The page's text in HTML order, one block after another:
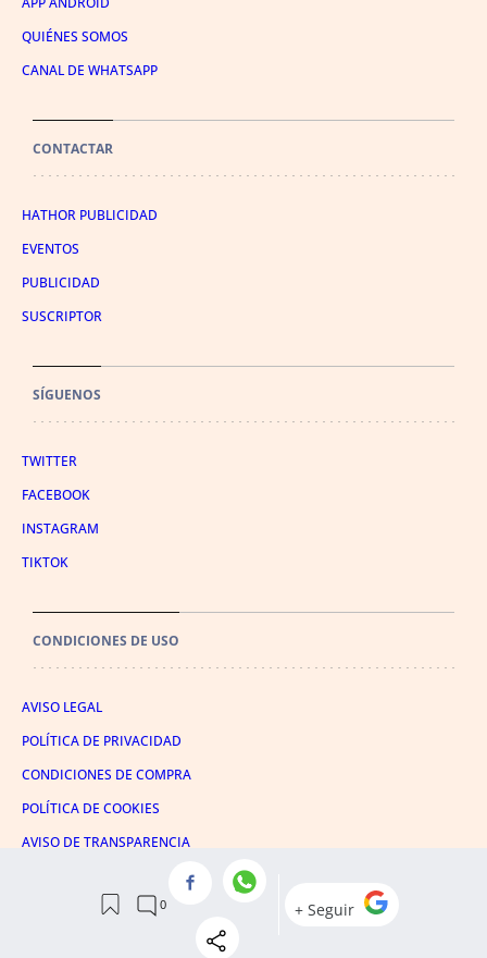
QUIÉNES SOMOS
CANAL DE WHATSAPP
CONTACTAR
HATHOR PUBLICIDAD
EVENTOS
PUBLICIDAD
SUSCRIPTOR
SÍGUENOS
TWITTER
FACEBOOK
INSTAGRAM
TIKTOK
CONDICIONES DE USO
AVISO LEGAL
POLÍTICA DE PRIVACIDAD
CONDICIONES DE COMPRA
POLÍTICA DE COOKIES
AVISO DE TRANSPARENCIA
© 2026 El León de El Español Publicaciones S.A.